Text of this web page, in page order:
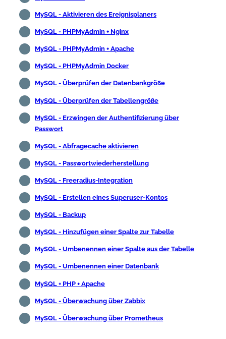
MySQL - Aktivieren des Ereignisplaners
MySQL - PHPMyAdmin + Nginx
MySQL - PHPMyAdmin + Apache
MySQL - PHPMyAdmin Docker
MySQL - Überprüfen der Datenbankgröße
MySQL - Überprüfen der Tabellengröße
MySQL - Erzwingen der Authentifizierung über
Passwort
MySQL - Abfragecache aktivieren
MySQL - Passwortwiederherstellung
MySQL - Freeradius-Integration
MySQL - Erstellen eines Superuser-Kontos
MySQL - Backup
MySQL - Hinzufügen einer Spalte zur Tabelle
MySQL - Umbenennen einer Spalte aus der Tabelle
MySQL - Umbenennen einer Datenbank
MySQL + PHP + Apache
MySQL - Überwachung über Zabbix
MySQL - Überwachung über Prometheus